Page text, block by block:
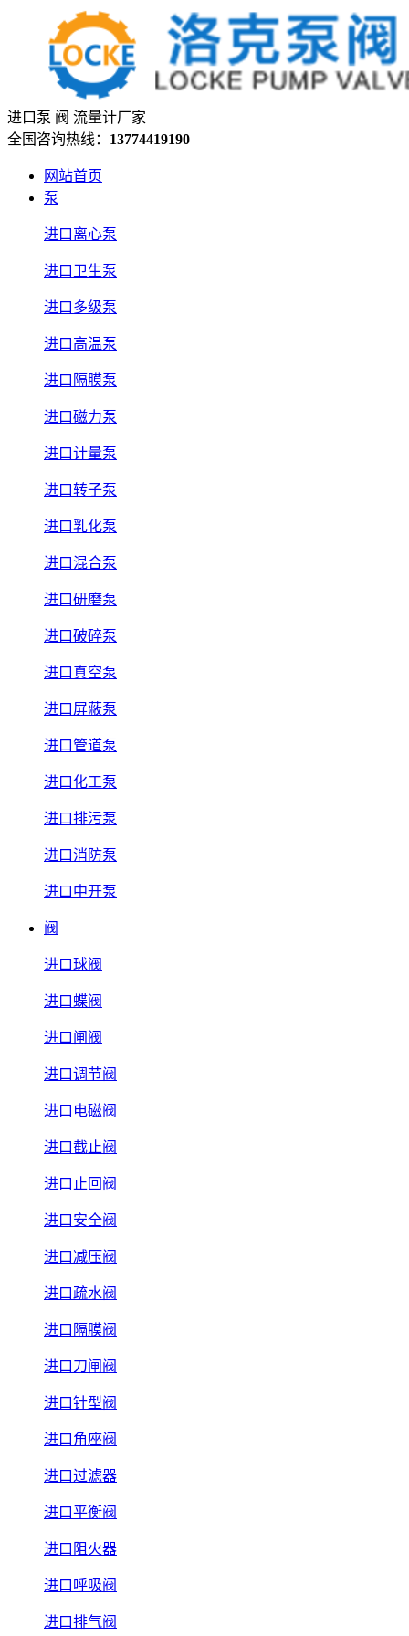
进口泵 阀 流量计厂家
全国咨询热线： 13774419190
网站首页
泵
进口离心泵
进口卫生泵
进口多级泵
进口高温泵
进口隔膜泵
进口磁力泵
进口计量泵
进口转子泵
进口乳化泵
进口混合泵
进口研磨泵
进口破碎泵
进口真空泵
进口屏蔽泵
进口管道泵
进口化工泵
进口排污泵
进口消防泵
进口中开泵
阀
进口球阀
进口蝶阀
进口闸阀
进口调节阀
进口电磁阀
进口截止阀
进口止回阀
进口安全阀
进口减压阀
进口疏水阀
进口隔膜阀
进口刀闸阀
进口针型阀
进口角座阀
进口过滤器
进口平衡阀
进口阻火器
进口呼吸阀
进口排气阀